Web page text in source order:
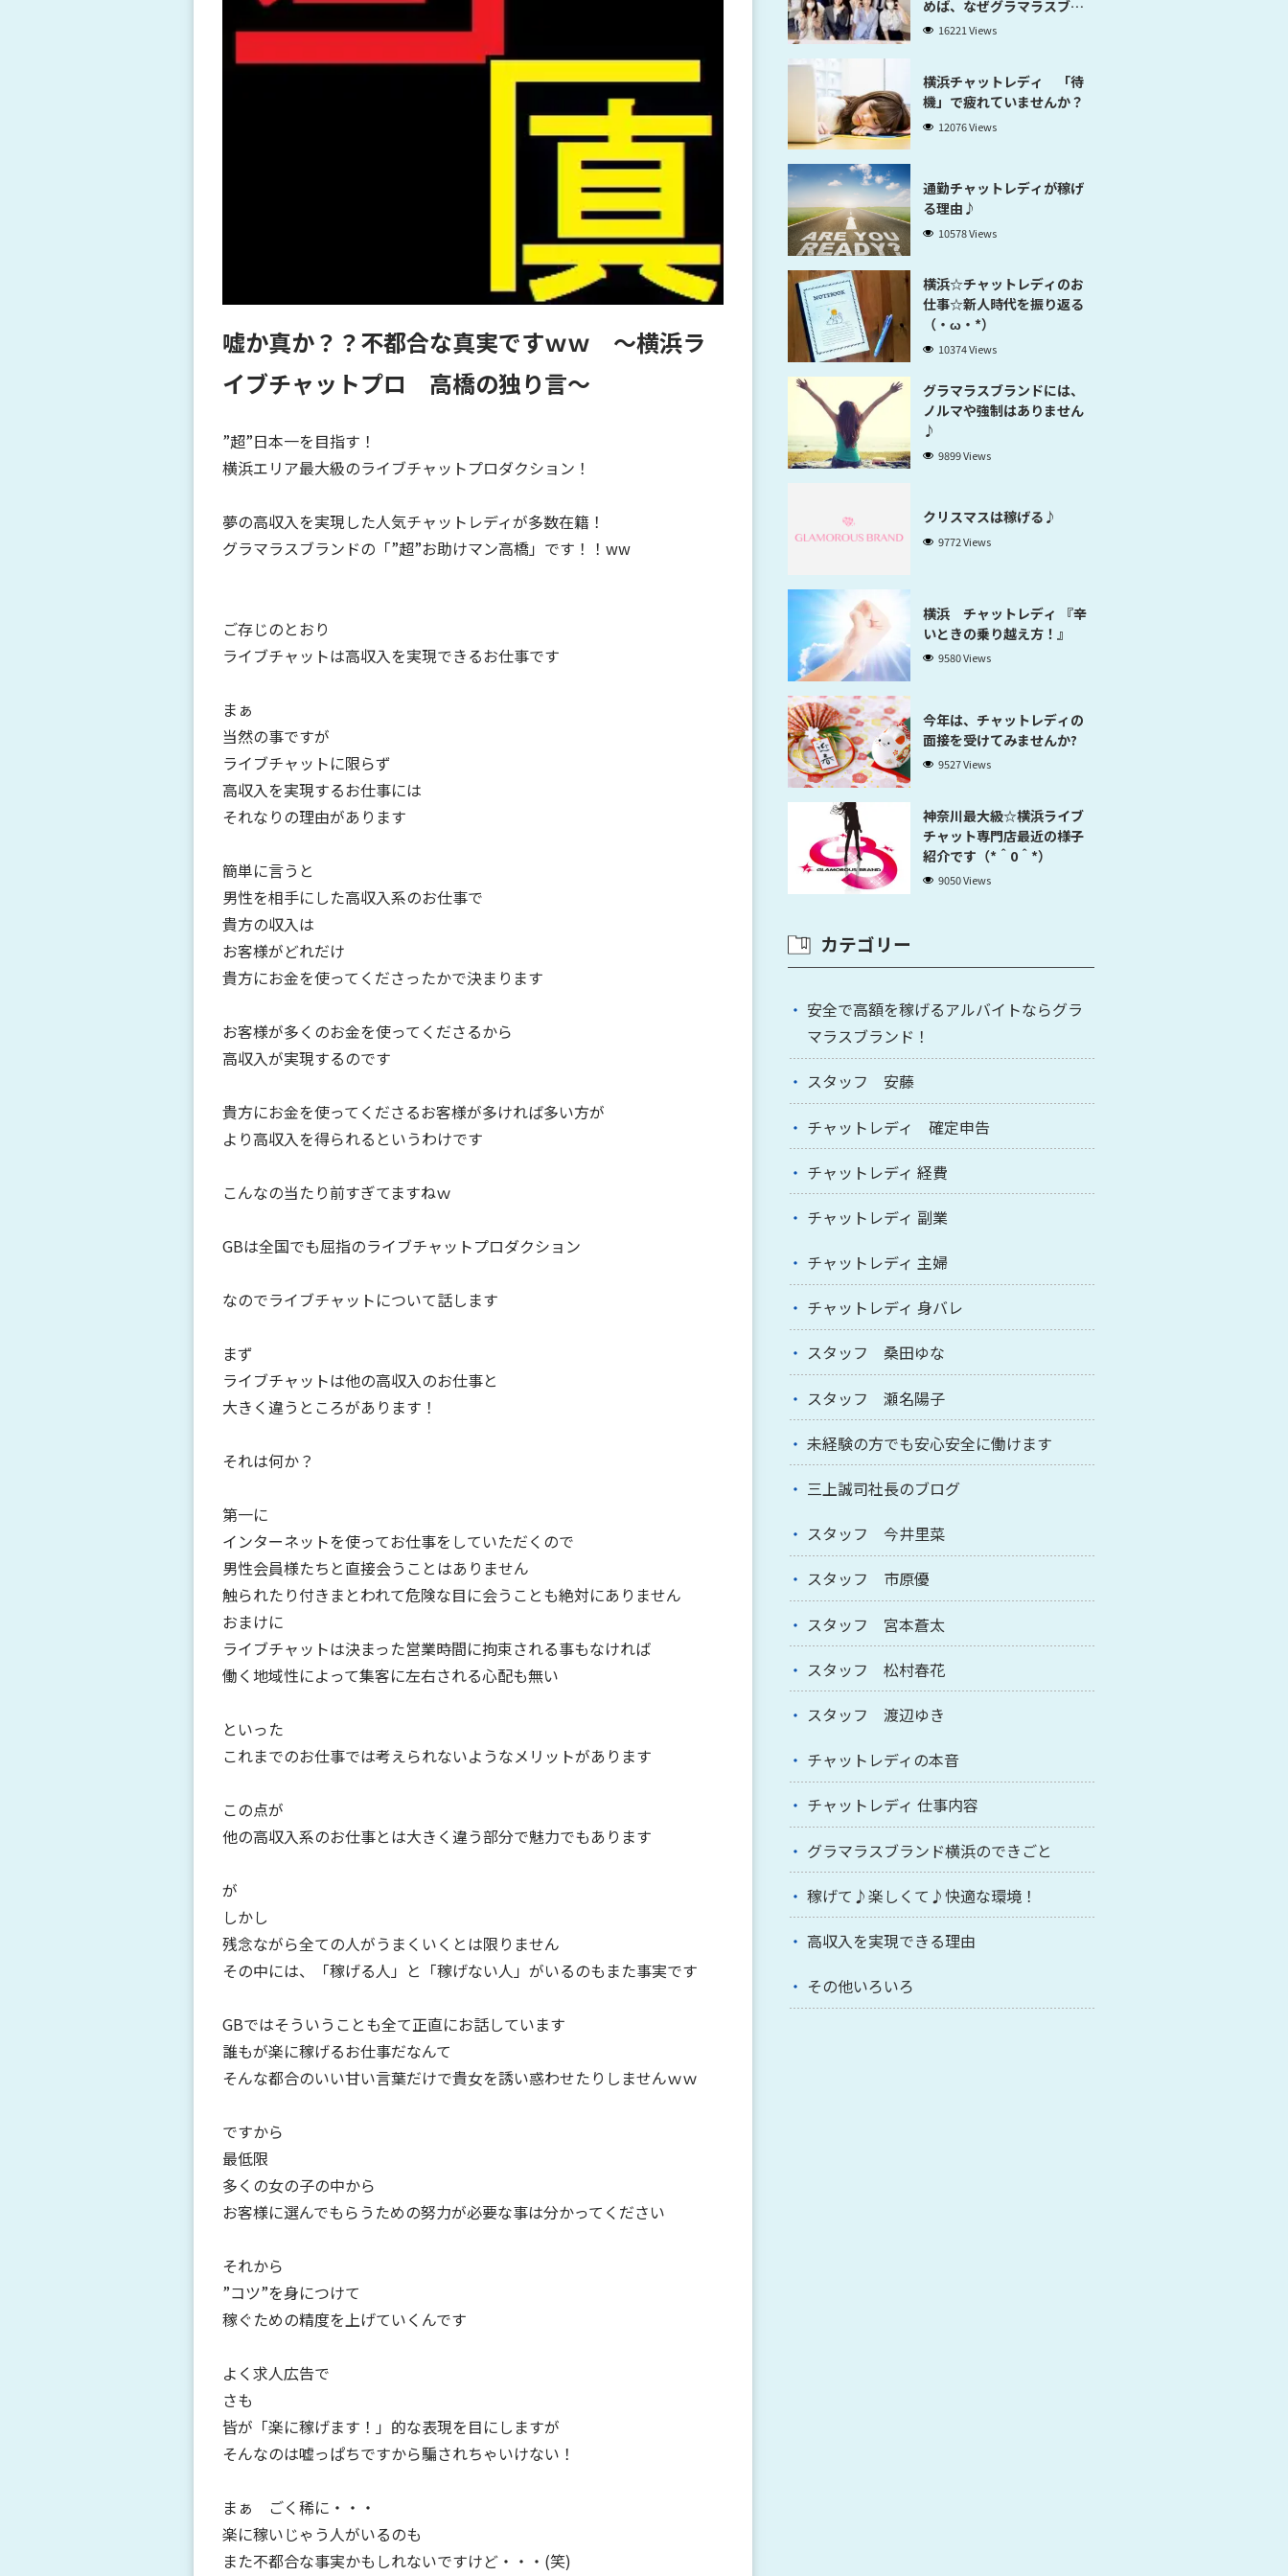
嘘か真か？？不都合な真実ですｗｗ ～横浜ラ
イブチャットプロ 高橋の独り言～
”超”日本一を目指す！
横浜エリア最大級のライブチャットプロダクション！
夢の高収入を実現した人気チャットレディが多数在籍！
グラマラスブランドの「”超”お助けマン高橋」です！！ww
ご存じのとおり
ライブチャットは高収入を実現できるお仕事です
まぁ
当然の事ですが
ライブチャットに限らず
高収入を実現するお仕事には
それなりの理由があります
簡単に言うと
男性を相手にした高収入系のお仕事で
貴方の収入は
お客様がどれだけ
貴方にお金を使ってくださったかで決まります
お客様が多くのお金を使ってくださるから
高収入が実現するのです
貴方にお金を使ってくださるお客様が多ければ多い方が
より高収入を得られるというわけです
こんなの当たり前すぎてますねｗ
GBは全国でも屈指のライブチャットプロダクション
なのでライブチャットについて話します
まず
ライブチャットは他の高収入のお仕事と
大きく違うところがあります！
それは何か？
第一に
インターネットを使ってお仕事をしていただくので
男性会員様たちと直接会うことはありません
触られたり付きまとわれて危険な目に会うことも絶対にありません
おまけに
ライブチャットは決まった営業時間に拘束される事もなければ
働く地域性によって集客に左右される心配も無い
といった
これまでのお仕事では考えられないようなメリットがあります
この点が
他の高収入系のお仕事とは大きく違う部分で魅力でもあります
が
しかし
残念ながら全ての人がうまくいくとは限りません
その中には、「稼げる人」と「稼げない人」がいるのもまた事実です
GBではそういうことも全て正直にお話しています
誰もが楽に稼げるお仕事だなんて
そんな都合のいい甘い言葉だけで貴女を誘い惑わせたりしませんｗｗ
ですから
最低限
多くの女の子の中から
お客様に選んでもらうための努力が必要な事は分かってください
それから
”コツ”を身につけて
稼ぐための精度を上げていくんです
よく求人広告で
さも
皆が「楽に稼げます！」的な表現を目にしますが
そんなのは嘘っぱちですから騙されちゃいけない！
まぁ ごく稀に・・・
楽に稼いじゃう人がいるのも
また不都合な事実かもしれないですけど・・・(笑)
めば、なぜグラマラスブラ
ンド横浜だと稼げるのかが
16221 Views
横浜チャットレディ 「待
機」で疲れていませんか？
12076 Views
通勤チャットレディが稼げ
る理由♪
10578 Views
横浜☆チャットレディのお
仕事☆新人時代を振り返る
（・ω・*）
10374 Views
グラマラスブランドには、
ノルマや強制はありません
♪
9899 Views
クリスマスは稼げる♪
9772 Views
横浜 チャットレディ 『辛
いときの乗り越え方！』
9580 Views
今年は、チャットレディの
面接を受けてみませんか?
9527 Views
神奈川最大級☆横浜ライブ
チャット専門店最近の様子
紹介です（*＾0＾*）
9050 Views
カテゴリー
安全で高額を稼げるアルバイトならグラ
マラスブランド！
スタッフ 安藤
チャットレディ 確定申告
チャットレディ 経費
チャットレディ 副業
チャットレディ 主婦
チャットレディ 身バレ
スタッフ 桑田ゆな
スタッフ 瀬名陽子
未経験の方でも安心安全に働けます
三上誠司社長のブログ
スタッフ 今井里菜
スタッフ 市原優
スタッフ 宮本蒼太
スタッフ 松村春花
スタッフ 渡辺ゆき
チャットレディの本音
チャットレディ 仕事内容
グラマラスブランド横浜のできごと
稼げて♪楽しくて♪快適な環境！
高収入を実現できる理由
その他いろいろ